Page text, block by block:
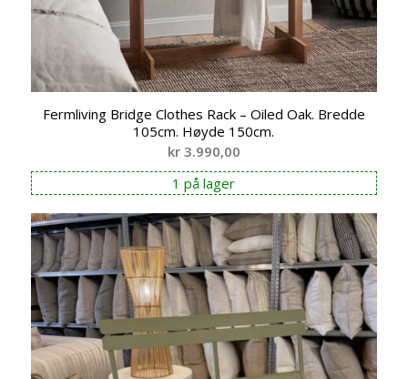
Fermliving Bridge Clothes Rack – Oiled Oak. Bredde
105cm. Høyde 150cm.
kr3.990,00
1 på lager